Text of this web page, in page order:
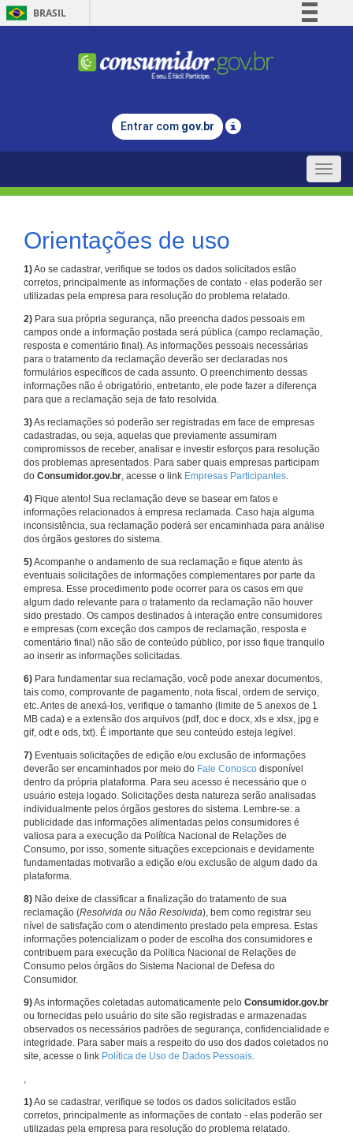
BRASIL
Comunica BR
Legislação
Entrar com gov.br
Toggle
Orientações de uso
1)Ao se cadastrar, verifique se todos os dados solicitados estão
corretos, principalmente as informações de contato - elas poderão ser
utilizadas pela empresa para resolução do problema relatado.
2) Para sua própria segurança, não preencha dados pessoais em
campos onde a informação postada será pública (campo reclamação,
resposta e comentário final). As informações pessoais necessárias
para o tratamento da reclamação deverão ser declaradas nos
formulários específicos de cada assunto. O preenchimento dessas
informações não é obrigatório, entretanto, ele pode fazer a diferença
para que a reclamação seja de fato resolvida.
3)As reclamações só poderão ser registradas em face de empresas
cadastradas, ou seja, aquelas que previamente assumiram
compromissos de receber, analisar e investir esforços para resolução
dos problemas apresentados. Para saber quais empresas participam
do Consumidor.gov.br, acesse o link Empresas Participantes.
4) Fique atento! Sua reclamação deve se basear em fatos e
informações relacionados à empresa reclamada. Caso haja alguma
inconsistência, sua reclamação poderá ser encaminhada para análise
dos órgãos gestores do sistema.
5)Acompanhe o andamento de sua reclamação e fique atento às
eventuais solicitações de informações complementares por parte da
empresa. Esse procedimento pode ocorrer para os casos em que
algum dado relevante para o tratamento da reclamação não houver
sido prestado. Os campos destinados à interação entre consumidores
e empresas (com exceção dos campos de reclamação, resposta e
comentário final) não são de conteúdo público, por isso fique tranquilo
ao inserir as informações solicitadas.
6) Para fundamentar sua reclamação, você pode anexar documentos,
tais como, comprovante de pagamento, nota fiscal, ordem de serviço,
etc. Antes de anexá-los, verifique o tamanho (limite de 5 anexos de 1
MB cada) e a extensão dos arquivos (pdf, doc e docx, xls e xlsx, jpg e
gif, odt e ods, txt). É importante que seu conteúdo esteja legível.
7) Eventuais solicitações de edição e/ou exclusão de informações
deverão ser encaminhados por meio do Fale Conosco disponível
dentro da própria plataforma. Para seu acesso é necessário que o
usuário esteja logado. Solicitações desta natureza serão analisadas
individualmente pelos órgãos gestores do sistema. Lembre-se: a
publicidade das informações alimentadas pelos consumidores é
valiosa para a execução da Política Nacional de Relações de
Consumo, por isso, somente situações excepcionais e devidamente
fundamentadas motivarão a edição e/ou exclusão de algum dado da
plataforma.
8) Não deixe de classificar a finalização do tratamento de sua
reclamação (Resolvida ou Não Resolvida), bem como registrar seu
nível de satisfação com o atendimento prestado pela empresa. Estas
informações potencializam o poder de escolha dos consumidores e
contribuem para execução da Política Nacional de Relações de
Consumo pelos órgãos do Sistema Nacional de Defesa do
Consumidor.
9)As informações coletadas automaticamente pelo Consumidor.gov.br
ou fornecidas pelo usuário do site são registradas e armazenadas
observados os necessários padrões de segurança, confidencialidade e
integridade. Para saber mais a respeito do uso dos dados coletados no
site, acesse o link Política de Uso de Dados Pessoais.
,
1)Ao se cadastrar, verifique se todos os dados solicitados estão
corretos, principalmente as informações de contato - elas poderão ser
utilizadas pela empresa para resolução do problema relatado.